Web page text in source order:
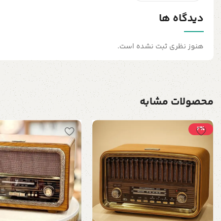
دیدگاه ها
هنوز نظری ثبت نشده است.
محصولات مشابه
2٪